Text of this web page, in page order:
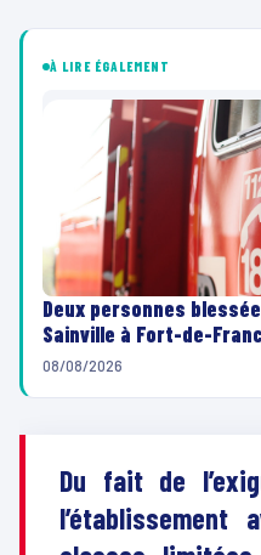
À LIRE ÉGALEMENT
Deux personnes
Sainville à Fort-de-
08/08/2026
Du fait de